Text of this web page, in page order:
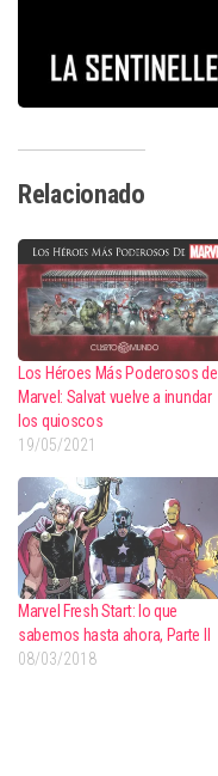
Relacionado
Los Héroes Más Poderosos de
Marvel: Salvat vuelve a inundar
los quioscos
19/05/2021
Marvel Fresh Start: lo que
sabemos hasta ahora, Parte II
08/03/2018